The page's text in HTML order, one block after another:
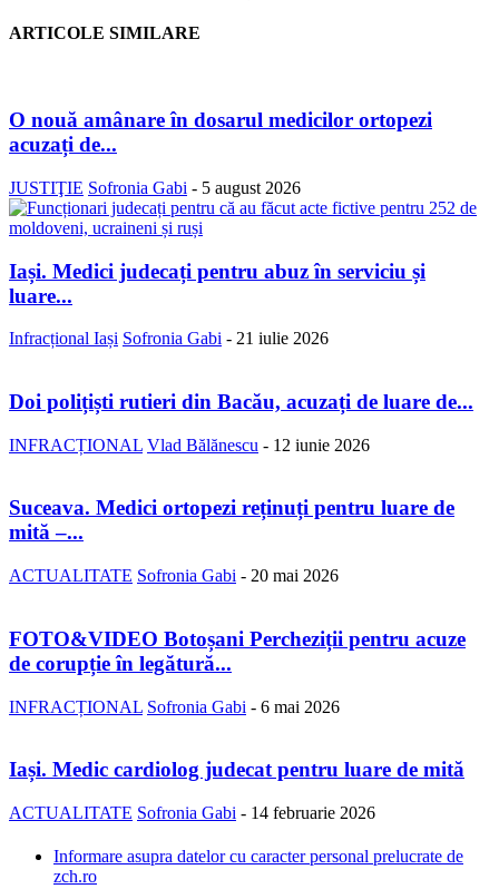
ARTICOLE SIMILARE
O nouă amânare în dosarul medicilor ortopezi
acuzați de...
JUSTIŢIE Sofronia Gabi - 5 august 2026
Iași. Medici judecați pentru abuz în serviciu și
luare...
Infracțional Iași Sofronia Gabi - 21 iulie 2026
Doi polițiști rutieri din Bacău, acuzați de luare de...
INFRACȚIONAL Vlad Bălănescu - 12 iunie 2026
Suceava. Medici ortopezi reținuți pentru luare de
mită –...
ACTUALITATE Sofronia Gabi - 20 mai 2026
FOTO&VIDEO Botoșani Percheziții pentru acuze
de corupție în legătură...
INFRACȚIONAL Sofronia Gabi - 6 mai 2026
Iași. Medic cardiolog judecat pentru luare de mită
ACTUALITATE Sofronia Gabi - 14 februarie 2026
Informare asupra datelor cu caracter personal prelucrate de
zch.ro